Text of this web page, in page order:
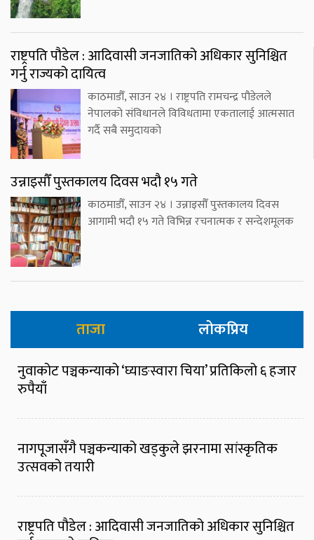
राष्ट्रपति पौडेल : आदिवासी जनजातिको अधिकार सुनिश्चित
गर्नु राज्यको दायित्व
काठमाडौँ, साउन २४ । राष्ट्रपति रामचन्द्र पौडेलले
नेपालको संविधानले विविधतामा एकतालाई आत्मसात
गर्दै सबै समुदायको
उन्नाइसौँ पुस्तकालय दिवस भदौ १५ गते
काठमाडौँ, साउन २४ । उन्नाइसौँ पुस्तकालय दिवस
आगामी भदौ १५ गते विभिन्न रचनात्मक र सन्देशमूलक
ताजा लोकप्रिय
नुवाकोट पञ्चकन्याको ‘घ्याङस्वारा चिया’ प्रतिकिलो ६ हजार
रुपैयाँ
नागपूजासँगै पञ्चकन्याको खड्कुले झरनामा सांस्कृतिक
उत्सवको तयारी
राष्ट्रपति पौडेल : आदिवासी जनजातिको अधिकार सुनिश्चित